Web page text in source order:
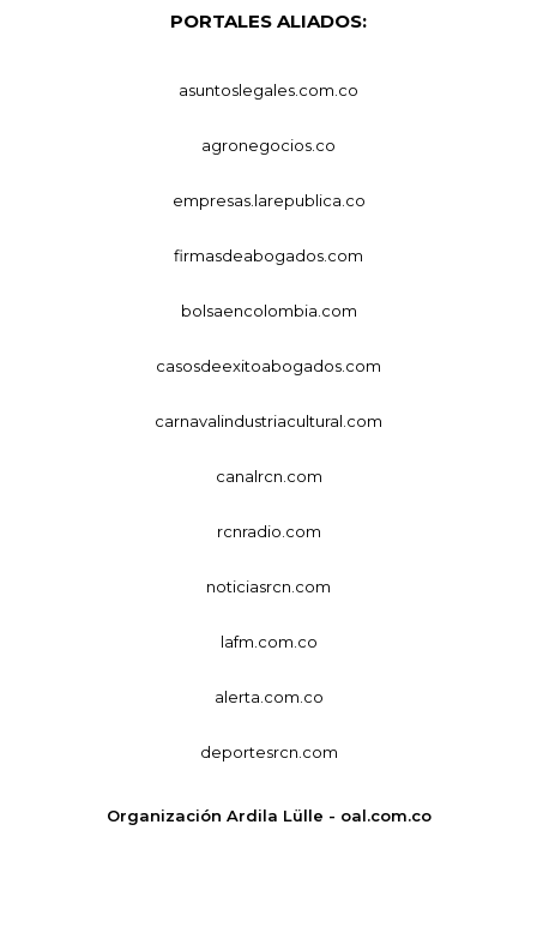
PORTALES ALIADOS:
asuntoslegales.com.co
agronegocios.co
empresas.larepublica.co
firmasdeabogados.com
bolsaencolombia.com
casosdeexitoabogados.com
carnavalindustriacultural.com
canalrcn.com
rcnradio.com
noticiasrcn.com
lafm.com.co
alerta.com.co
deportesrcn.com
Organización Ardila Lülle - oal.com.co